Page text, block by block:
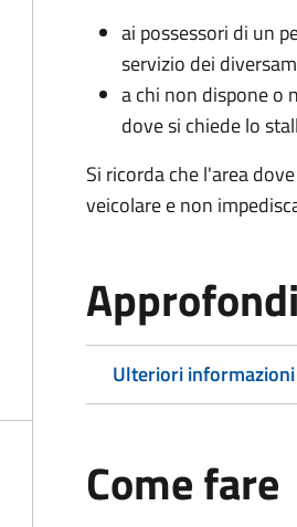
ai possessori di un
servizio dei
a chi non dispone o
dove si chiede lo
Si ricorda che l'area
veicolare e non
Ulteriori informazioni
Come fare